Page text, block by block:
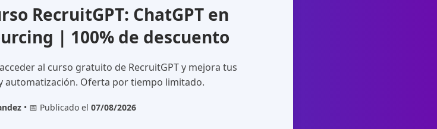
RecruitGPT: ChatGPT en
| 100% de descuento
al curso gratuito de RecruitGPT y mejora tus
automatización. Oferta por tiempo limitado.
• 📅 Publicado el 07/08/2026